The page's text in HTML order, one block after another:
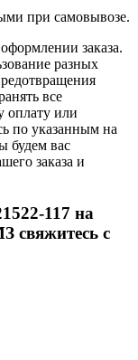
при самовывозе.
заказа.
разных
все
оплату или
по указанным на
будем вас
заказа и
117 на
свяжитесь с